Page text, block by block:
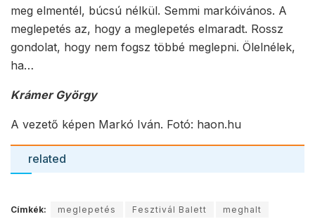
meg elmentél, búcsú nélkül. Semmi markóivános. A
meglepetés az, hogy a meglepetés elmaradt. Rossz
gondolat, hogy nem fogsz többé meglepni. Ölelnélek,
ha…
Krámer György
A vezető képen Markó Iván. Fotó: haon.hu
related
Címkék: meglepetés Fesztivál Balett
meghalt